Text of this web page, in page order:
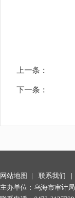
上一条：
下一条：
网站地图 联系我们
主办单位：乌海市审计局